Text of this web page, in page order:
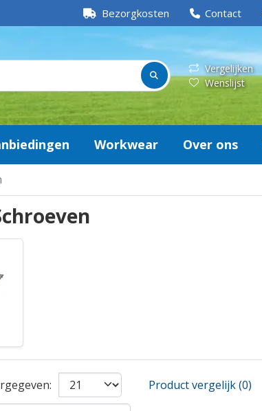
Bezorgkosten Contact
Vergelijken
Wenslijst
Workwear Over ons
Product vergelijk (0)